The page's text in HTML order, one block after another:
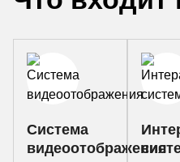
Система
видеоотображения